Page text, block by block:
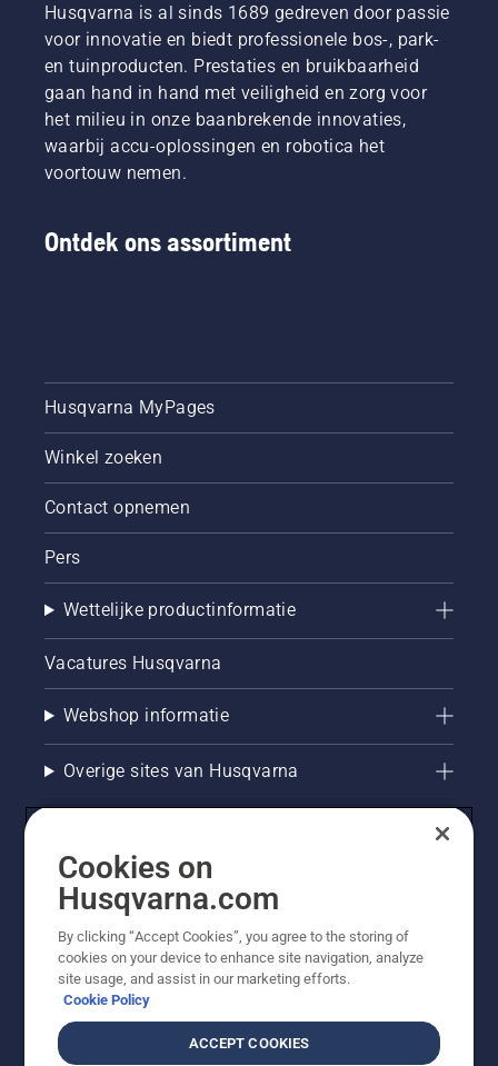
Husqvarna is al sinds 1689 gedreven door passie
voor innovatie en biedt professionele bos-, park-
en tuinproducten. Prestaties en bruikbaarheid
gaan hand in hand met veiligheid en zorg voor
het milieu in onze baanbrekende innovaties,
waarbij accu-oplossingen en robotica het
voortouw nemen.
Ontdek ons assortiment
Husqvarna MyPages
Winkel zoeken
Contact opnemen
Pers
Wettelijke productinformatie
Vacatures Husqvarna
Webshop informatie
Overige sites van Husqvarna
© Husqvarna AB (publ). Alle rechten voorbehouden. De
getoonde prijzen zijn consumentenadviesprijzen. Alle
vermelde prijzen zijn adviesverkoopprijzen (incl. BTW),
Cookies on
Husqvarna.com
By clicking “Accept Cookies”, you agree to the storing of
cookies on your device to enhance site navigation, analyze
site usage, and assist in our marketing efforts.
Cookie Policy
ACCEPT COOKIES